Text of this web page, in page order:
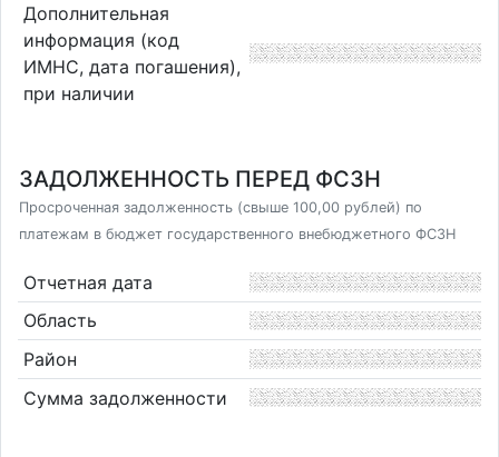
Дополнительная
информация (код
ИМНС, дата погашения),
при наличии
ЗАДОЛЖЕННОСТЬ ПЕРЕД ФСЗН
Просроченная задолженность (свыше 100,00 рублей) по
платежам в бюджет государственного внебюджетного ФСЗН
Отчетная дата
Область
Район
Сумма задолженности